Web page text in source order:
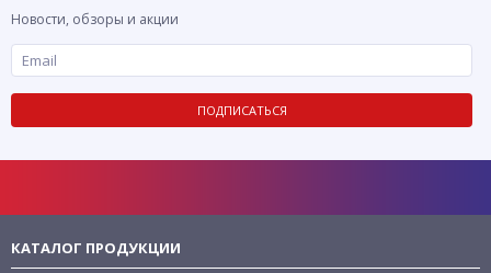
Новости, обзоры и акции
ПОДПИСАТЬСЯ
КАТАЛОГ ПРОДУКЦИИ